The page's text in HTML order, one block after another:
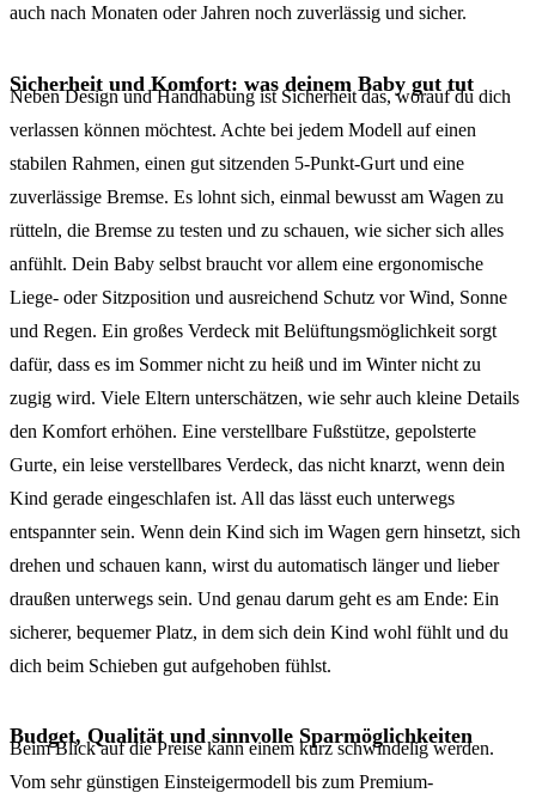
auch nach Monaten oder Jahren noch zuverlässig und sicher.
Sicherheit und Komfort: was deinem Baby gut tut
Neben Design und Handhabung ist Sicherheit das, worauf du dich
verlassen können möchtest. Achte bei jedem Modell auf einen
stabilen Rahmen, einen gut sitzenden 5-Punkt-Gurt und eine
zuverlässige Bremse. Es lohnt sich, einmal bewusst am Wagen zu
rütteln, die Bremse zu testen und zu schauen, wie sicher sich alles
anfühlt. Dein Baby selbst braucht vor allem eine ergonomische
Liege- oder Sitzposition und ausreichend Schutz vor Wind, Sonne
und Regen. Ein großes Verdeck mit Belüftungsmöglichkeit sorgt
dafür, dass es im Sommer nicht zu heiß und im Winter nicht zu
zugig wird. Viele Eltern unterschätzen, wie sehr auch kleine Details
den Komfort erhöhen. Eine verstellbare Fußstütze, gepolsterte
Gurte, ein leise verstellbares Verdeck, das nicht knarzt, wenn dein
Kind gerade eingeschlafen ist. All das lässt euch unterwegs
entspannter sein. Wenn dein Kind sich im Wagen gern hinsetzt, sich
drehen und schauen kann, wirst du automatisch länger und lieber
draußen unterwegs sein. Und genau darum geht es am Ende: Ein
sicherer, bequemer Platz, in dem sich dein Kind wohl fühlt und du
dich beim Schieben gut aufgehoben fühlst.
Budget, Qualität und sinnvolle Sparmöglichkeiten
Beim Blick auf die Preise kann einem kurz schwindelig werden.
Vom sehr günstigen Einsteigermodell bis zum Premium-